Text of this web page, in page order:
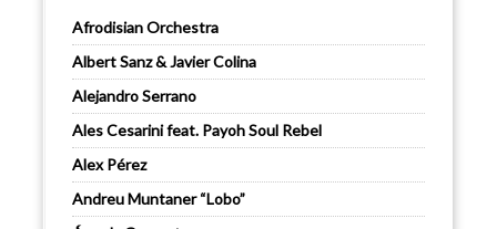
Afrodisian Orchestra
Albert Sanz & Javier Colina
Alejandro Serrano
Ales Cesarini feat. Payoh Soul Rebel
Alex Pérez
Andreu Muntaner “Lobo”